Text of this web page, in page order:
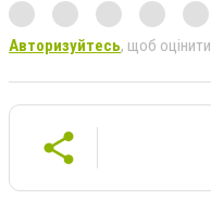
Авторизуйтесь, щоб оцінити